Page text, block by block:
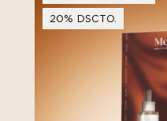
20% DSCTO.